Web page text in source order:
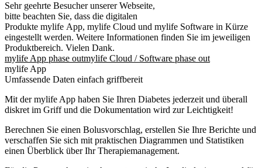
Sehr geehrte Besucher unserer Webseite,
bitte beachten Sie, dass die digitalen
Produkte mylife App, mylife Cloud und mylife Software in Kürze
eingestellt werden. Weitere Informationen finden Sie im jeweiligen
Produktbereich. Vielen Dank.
mylife App phase outmylife Cloud / Software phase out
mylife App
Umfassende Daten einfach griffbereit
Mit der mylife App haben Sie Ihren Diabetes jederzeit und überall
diskret im Griff und die Dokumentation wird zur Leichtigkeit!
Berechnen Sie einen Bolusvorschlag, erstellen Sie Ihre Berichte und
verschaffen Sie sich mit praktischen Diagrammen und Statistiken
einen Überblick über Ihr Therapiemanagement.